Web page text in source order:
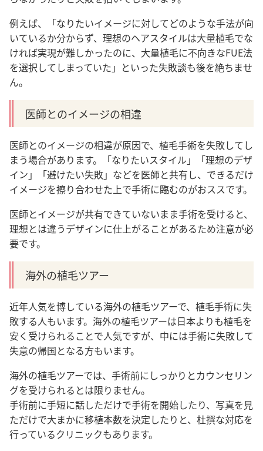
例えば、「なりたいイメージに対してどのような手法が向
いているか分からず、理想のヘアスタイルは大量植毛でな
ければ実現が難しかったのに、大量植毛に不向きなFUE法
を選択してしまっていた」といった失敗談も後を絶ちませ
ん。
医師とのイメージの相違
医師とのイメージの相違が原因で、植毛手術を失敗してし
まう場合があります。
「なりたいスタイル」「理想のデザ
イン」「避けたい失敗」などを医師と共有し、できるだけ
イメージを擦り合わせた上で手術に臨むのがおススです。
医師とイメージが共有できていないまま手術を受けると、
理想とは違うデザインに仕上がることがあるため注意が必
要です。
海外の植毛ツアー
近年人気を博している海外の植毛ツアーで、植毛手術に失
敗する人もいます。海外の植毛ツアーは日本よりも植毛を
安く受けられることで人気ですが、中には手術に失敗して
失意の帰国となる方もいます。
海外の植毛ツアーでは、手術前にしっかりとカウンセリン
グを受けられるとは限りません。
手術前に手短に話しただけで手術を開始したり、写真を見
ただけで大まかに移植本数を決定したりと、杜撰な対応を
行っているクリニックもあります。